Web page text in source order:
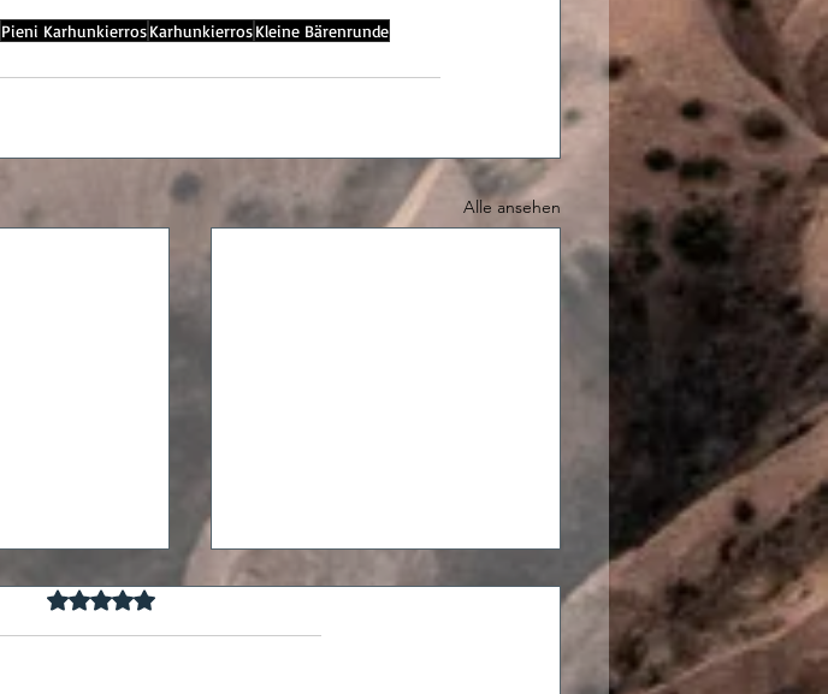
Pieni KarhunkierrosKarhunkierrosKleine Bärenrunde
Alle ansehen
Mit 0 von 5 Sternen bewertet.